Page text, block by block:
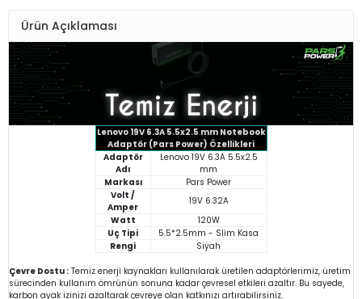
Ürün Açıklaması
Lenovo 19V 6.3A 5.5x2.5 mm Notebook
Adaptör (Pars Power) Özellikleri
Adaptör
Adı
Lenovo 19V 6.3A 5.5x2.5
mm
Markası
Pars Power
Volt /
Amper
19V 6.32A
Watt
120W
Uç Tipi
5.5*2.5mm - Slim Kasa
Rengi
Siyah
Çevre Dostu : Temiz enerji kaynakları kullanılarak üretilen adaptörlerimiz, üretim
sürecinden kullanım ömrünün sonuna kadar çevresel etkileri azaltır. Bu sayede,
karbon ayak izinizi azaltarak çevreye olan katkınızı artırabilirsiniz.